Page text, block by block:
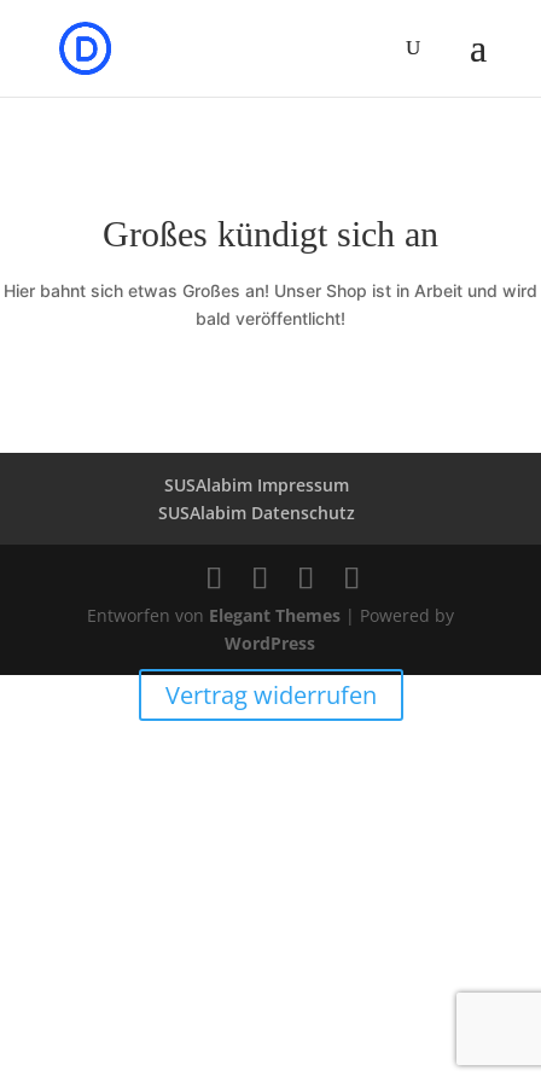
Großes kündigt sich an
Hier bahnt sich etwas Großes an! Unser Shop ist in Arbeit und wird
bald veröffentlicht!
SUSAlabim Impressum
SUSAlabim Datenschutz
Entworfen von Elegant Themes| Powered by
WordPress
Vertrag widerrufen